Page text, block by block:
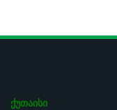
ქუთაისი